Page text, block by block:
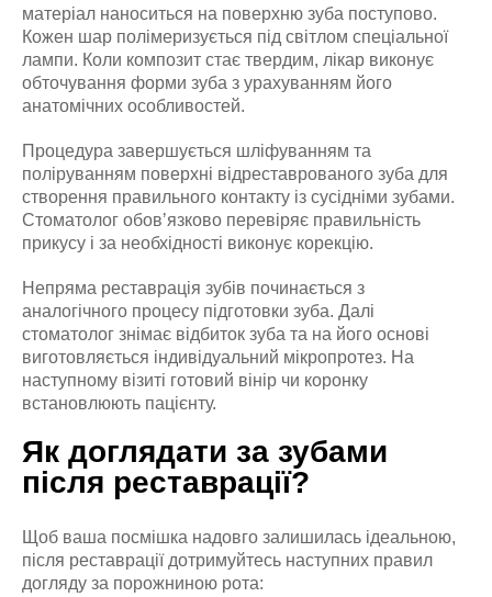
матеріал наноситься на поверхню зуба поступово.
Кожен шар полімеризується під світлом спеціальної
лампи. Коли композит стає твердим, лікар виконує
обточування форми зуба з урахуванням його
анатомічних особливостей.
Процедура завершується шліфуванням та
поліруванням поверхні відреставрованого зуба для
створення правильного контакту із сусідніми зубами.
Стоматолог обовʼязково перевіряє правильність
прикусу і за необхідності виконує корекцію.
Непряма реставрація зубів починається з
аналогічного процесу підготовки зуба. Далі
стоматолог знімає відбиток зуба та на його основі
виготовляється індивідуальний мікропротез. На
наступному візиті готовий вінір чи коронку
встановлюють пацієнту.
Як доглядати за зубами
після реставрації?
Щоб ваша посмішка надовго залишилась ідеальною,
після реставрації дотримуйтесь наступних правил
догляду за порожниною рота: